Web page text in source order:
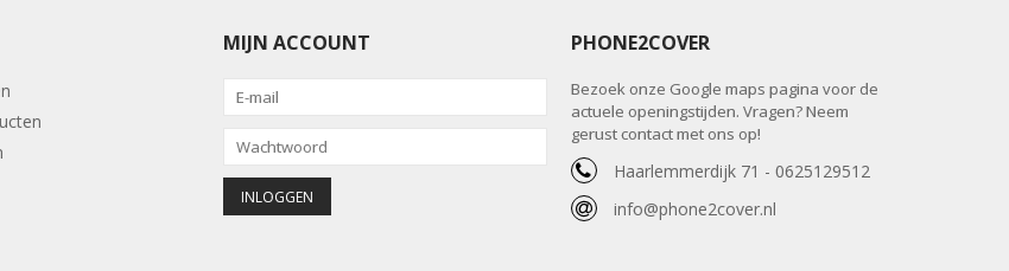
MIJN ACCOUNT PHONE2COVER
Bezoek onze Google maps pagina voor de
actuele openingstijden. Vragen? Neem
gerust contact met ons op!
Haarlemmerdijk 71 - 0625129512
info@phone2cover.nl